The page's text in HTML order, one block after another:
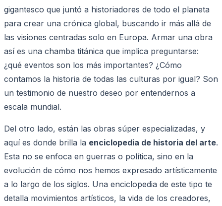
gigantesco que juntó a historiadores de todo el planeta
para crear una crónica global, buscando ir más allá de
las visiones centradas solo en Europa. Armar una obra
así es una chamba titánica que implica preguntarse:
¿qué eventos son los más importantes? ¿Cómo
contamos la historia de todas las culturas por igual? Son
un testimonio de nuestro deseo por entendernos a
escala mundial.
Del otro lado, están las obras súper especializadas, y
aquí es donde brilla la enciclopedia de historia del arte.
Esta no se enfoca en guerras o política, sino en la
evolución de cómo nos hemos expresado artísticamente
a lo largo de los siglos. Una enciclopedia de este tipo te
detalla movimientos artísticos, la vida de los creadores,